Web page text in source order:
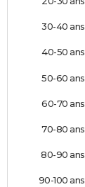
30-40 ans
40-50 ans
50-60 ans
60-70 ans
70-80 ans
80-90 ans
90-100 ans